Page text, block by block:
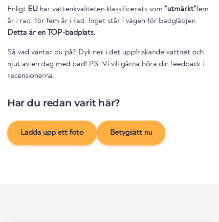
Enligt EU har vattenkvaliteten klassificerats som "utmärkt"fem
år i rad. för fem år i rad. Inget står i vägen för badglädjen.
Detta är en TOP-badplats.
Så vad väntar du på? Dyk ner i det uppfriskande vattnet och
njut av en dag med bad! PS: Vi vill gärna höra din feedback i
recensionerna.
Har du redan varit här?
Ladda upp ett foto Betygsätt nu